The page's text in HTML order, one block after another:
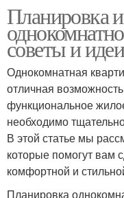
Планировка
советы и идеи
Однокомнатная
отличная
функциональное
необходимо
В этой статье мы
которые помогут вам
комфортной и
Планировка